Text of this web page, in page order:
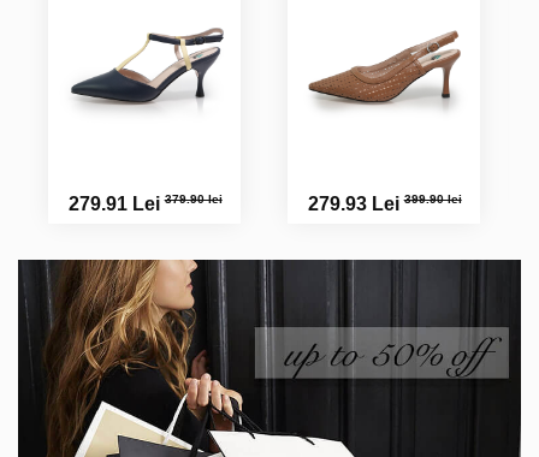
Carmem L.
Raisa R.
Cristina T.
Superbi
279.91 Lei379.90 lei 279.93 Lei399.90 lei